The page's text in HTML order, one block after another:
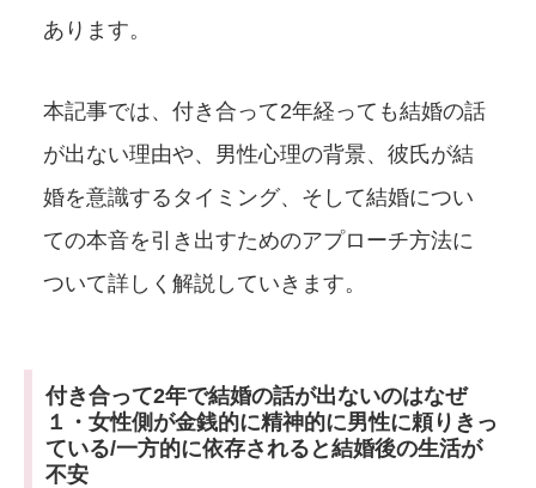
あります。
本記事では、付き合って2年経っても結婚の話
が出ない理由や、男性心理の背景、彼氏が結
婚を意識するタイミング、そして結婚につい
ての本音を引き出すためのアプローチ方法に
ついて詳しく解説していきます。
付き合って2年で結婚の話が出ないのはなぜ
１・女性側が金銭的に精神的に男性に頼りきっ
ている/一方的に依存されると結婚後の生活が
不安